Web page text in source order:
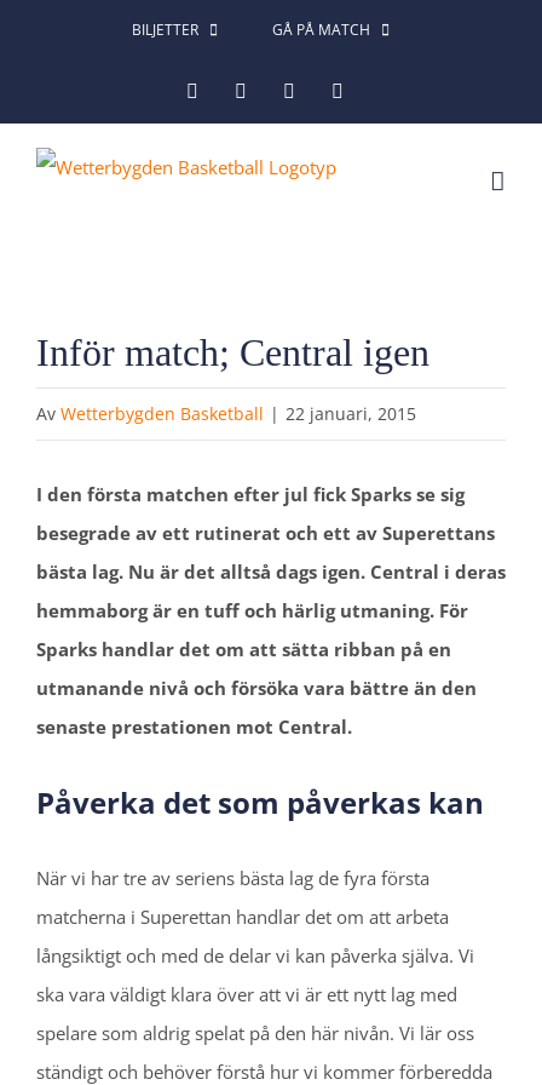
BILJETTER GÅ PÅ MATCH
FacebookInstagram
Inför match; Central igen
Av Wetterbygden Basketball | 22 januari, 2015
I den första matchen efter jul fick Sparks se sig
besegrade av ett rutinerat och ett av Superettans
bästa lag. Nu är det alltså dags igen. Central i deras
hemmaborg är en tuff och härlig utmaning. För
Sparks handlar det om att sätta ribban på en
utmanande nivå och försöka vara bättre än den
senaste prestationen mot Central.
Påverka det som påverkas kan
När vi har tre av seriens bästa lag de fyra första
matcherna i Superettan handlar det om att arbeta
långsiktigt och med de delar vi kan påverka själva. Vi
ska vara väldigt klara över att vi är ett nytt lag med
spelare som aldrig spelat på den här nivån. Vi lär oss
ständigt och behöver förstå hur vi kommer förberedda